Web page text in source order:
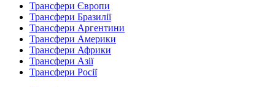
Трансфери Європи
Трансфери Бразилії
Трансфери Аргентини
Трансфери Америки
Трансфери Африки
Трансфери Азії
Трансфери Росії